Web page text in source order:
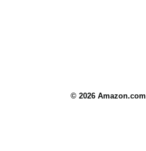
© 2026 Amazon.com